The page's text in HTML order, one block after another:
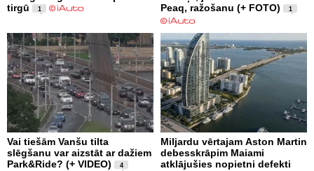
tirgū
1
Peaq, ražošanu (+ FOTO)
1
Vai tiešām Vanšu tilta
slēgšanu var aizstāt ar dažiem
Park&Ride? (+ VIDEO)
4
Miljardu vērtajam Aston Martin
debesskrāpim Maiami
atklājušies nopietni defekti